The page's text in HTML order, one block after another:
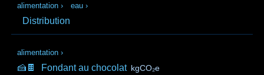
alimentation › eau ›
Distribution
alimentation ›
🍰🍫 Fondant au chocolat kgCO₂e